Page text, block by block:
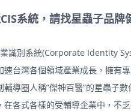
系統，請找星蟲子品牌
識別系統(Corporate Identity
速台灣各個領域產業成長，擁有
輔導圈人稱”傑神百醫”的星蟲子
在各式各樣的受輔導企業中，不